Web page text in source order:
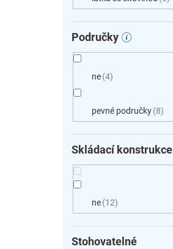
Područky
ne 4
pevné područky 8
Skládací konstrukce
ne 12
Stohovatelné